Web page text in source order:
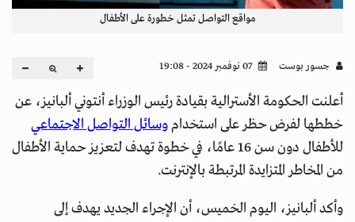
مواقع التواصل تمثل خطورة على الأطفال
جسور بوست 07 نوفمبر 2024 - 19:08
أعلنت الحكومة الأسترالية بقيادة رئيس الوزراء أنتوني ألبانيز، عن
خططها لفرض حظر على استخداموسائل التواصل الاجتماعي
للأطفال دون سن 16 عامًا، في خطوة تهدف لتعزيز حماية الأطفال
من المخاطر المتزايدة المرتبطة بالإنترنت.
وأكد ألبانيز، اليوم الخميس، أن الإجراء الجديد يهدف إلى